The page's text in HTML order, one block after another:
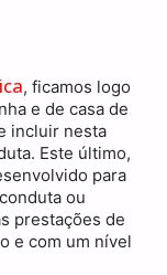
, ficamos logo
e de casa de
incluir nesta
Este último,
para
ou
prestações de
e com um nível